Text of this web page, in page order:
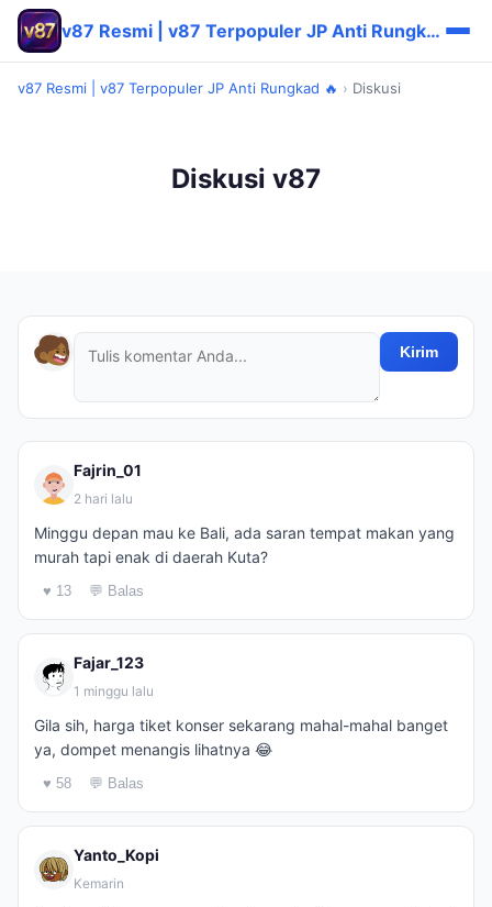
v87 Resmi | v87 Terpopuler JP Anti Rungkad 🔥
v87 Resmi | v87 Terpopuler JP Anti Rungkad 🔥 › Diskusi
Diskusi v87
Kirim
Fajrin_01
2 hari lalu
Minggu depan mau ke Bali, ada saran tempat makan yang
murah tapi enak di daerah Kuta?
♥ 13 💬 Balas
Fajar_123
1 minggu lalu
Gila sih, harga tiket konser sekarang mahal-mahal banget
ya, dompet menangis lihatnya 😂
♥ 58 💬 Balas
Yanto_Kopi
Kemarin